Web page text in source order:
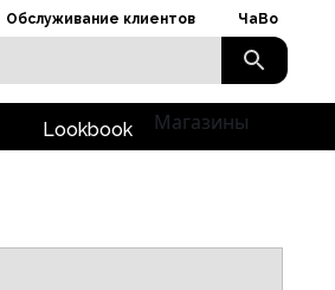
Обслуживание клиентов ЧаВо
Lookbook Магазины